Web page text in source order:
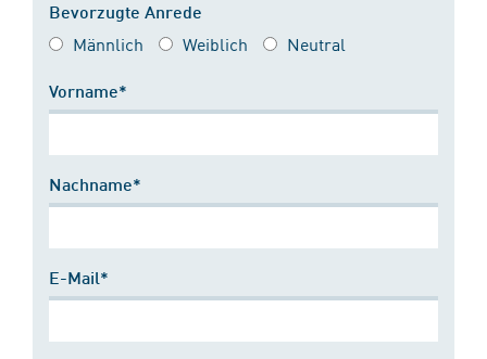
Bevorzugte Anrede
Männlich Weiblich Neutral
Vorname*
Nachname*
E-Mail*